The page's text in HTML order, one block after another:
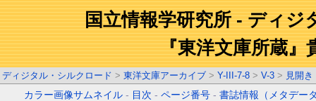
国立情報学研究所 - ディジ
『東洋文庫所蔵』
ディジタル・シルクロード > 東洋文庫アーカイブ > Y-III-7-8 > V-3 > 見開き
カラー画像サムネイル - 目次 -ページ番号 -書誌情報（メタデー